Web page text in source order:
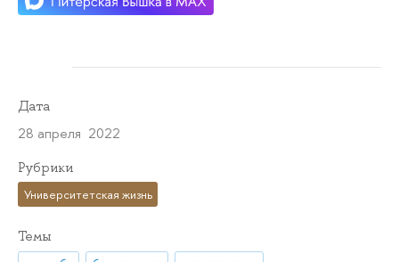
Дата
28 апреля 2022
Рубрики
Университетская жизнь
Темы